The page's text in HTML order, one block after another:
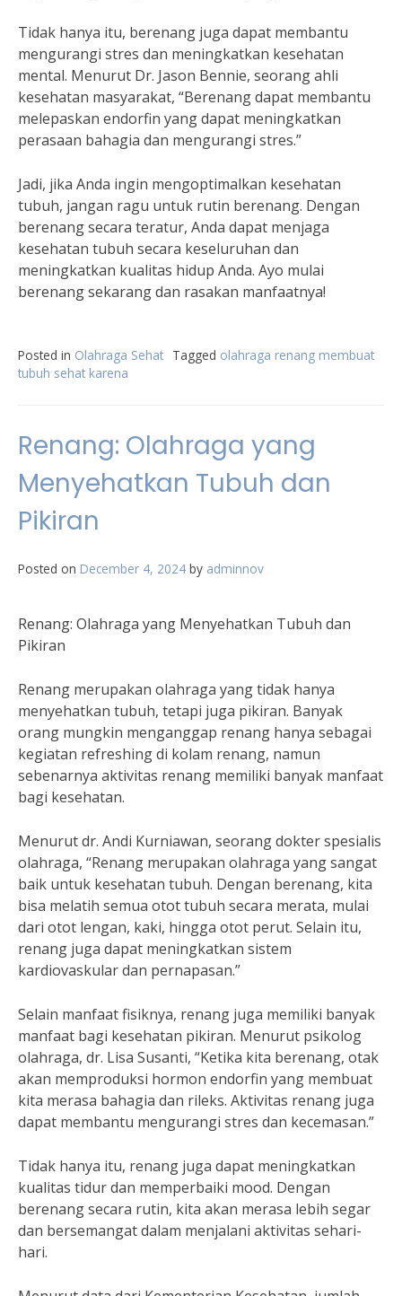
Tidak hanya itu, berenang juga dapat membantu
mengurangi stres dan meningkatkan kesehatan
mental. Menurut Dr. Jason Bennie, seorang ahli
kesehatan masyarakat, “Berenang dapat membantu
melepaskan endorfin yang dapat meningkatkan
perasaan bahagia dan mengurangi stres.”
Jadi, jika Anda ingin mengoptimalkan kesehatan
tubuh, jangan ragu untuk rutin berenang. Dengan
berenang secara teratur, Anda dapat menjaga
kesehatan tubuh secara keseluruhan dan
meningkatkan kualitas hidup Anda. Ayo mulai
berenang sekarang dan rasakan manfaatnya!
Posted in Olahraga Sehat Tagged olahraga renang membuat
tubuh sehat karena
Renang: Olahraga yang
Menyehatkan Tubuh dan
Pikiran
Posted on December 4, 2024 by adminnov
Renang: Olahraga yang Menyehatkan Tubuh dan
Pikiran
Renang merupakan olahraga yang tidak hanya
menyehatkan tubuh, tetapi juga pikiran. Banyak
orang mungkin menganggap renang hanya sebagai
kegiatan refreshing di kolam renang, namun
sebenarnya aktivitas renang memiliki banyak manfaat
bagi kesehatan.
Menurut dr. Andi Kurniawan, seorang dokter spesialis
olahraga, “Renang merupakan olahraga yang sangat
baik untuk kesehatan tubuh. Dengan berenang, kita
bisa melatih semua otot tubuh secara merata, mulai
dari otot lengan, kaki, hingga otot perut. Selain itu,
renang juga dapat meningkatkan sistem
kardiovaskular dan pernapasan.”
Selain manfaat fisiknya, renang juga memiliki banyak
manfaat bagi kesehatan pikiran. Menurut psikolog
olahraga, dr. Lisa Susanti, “Ketika kita berenang, otak
akan memproduksi hormon endorfin yang membuat
kita merasa bahagia dan rileks. Aktivitas renang juga
dapat membantu mengurangi stres dan kecemasan.”
Tidak hanya itu, renang juga dapat meningkatkan
kualitas tidur dan memperbaiki mood. Dengan
berenang secara rutin, kita akan merasa lebih segar
dan bersemangat dalam menjalani aktivitas sehari-
hari.